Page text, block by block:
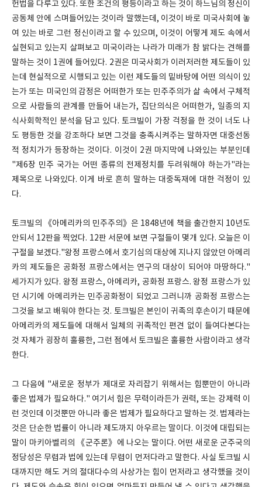
헌법을 다루고 있다. 또한 조건의 평등이라고 하는 것이 하느님의 정신이
공동체 안에 스며들어있는 것이라 말했는데, 이것이 바로 미국사회에 놓
여 있는 바로 그런 정신이라고 할 수 있으며, 이것이 어떻게 제도 속에서
실현되고 있는지 살펴보고 미국이라는 나라가 미래가 참 밝다는 견해를
말하는 것이 1권에 들어있다. 2권은 미국사회가 이러저러한 제도들이 있
는데 현실적으로 시행되고 있는 이런 제도들의 밑바탕에 어떤 의식이 있
는가 또는 미국인의 감정은 어떠한가 또는 민주주의가 삶 속에서 구체적
으로 사람들의 관계를 만들어 내는가, 집단의식은 어떠한가, 일종의 지
식사회학적인 분석을 담고 있다. 토크빌이 가장 걱정을 한 것이 너도 나
도 평등한 것을 강조하다 보면 그것을 충족시켜주는 말하자면 대중선동
적 정치가가 등장하는 것이다. 이것이 2권 마지막에 나와있는 부분인데
"제6장 민주 국가는 어떤 종류의 전제정치를 두려워해야 하는가"라는
제목으로 나와있다. 이게 바로 흔히 말하는 대중독재에 대한 걱정이 있
다.
토크빌의 《아메리카의 민주주의》은 1848년에 책을 출간한지 10년도
안되서 12판을 찍었다. 12판 서문에 보면 구절들이 몇개 있다. 오늘은 이
구절을 보겠다."왕정 프랑스에서 호기심의 대상에 지나지 않았던 아메리
카의 제도들은 공화정 프랑스에서는 연구의 대상이 되어야 마땅하다."
세가지가 있다. 왕정 프랑스, 아메리카, 공화정 프랑스. 왕정 프랑스가 있
던 시기에 아메리카는 민주공화정이 되었고 그러니까 공화정 프랑스는
그것을 보고 배워야 한다는 것. 토크빌은 본인이 귀족의 후손이기 때문에
아메리카의 제도들에 대해서 일체의 귀족적인 편견 없이 들여다본다는
것 자체가 굉장히 훌륭한, 그런 점에서 토크빌은 훌륭한 사람이라고 생각
한다.
그 다음에 "새로운 정부가 제대로 자리잡기 위해서는 힘뿐만이 아니라
좋은 법제가 필요하다." 여기서 힘은 무력이라든가 권력, 또는 강제력 이
런 것인데 이것뿐만 아니라 좋은 법제가 필요하다고 말하는 것. 법제라는
것은 단순한 법률이 아니라 제도까지 아우르는 말이다. 이것에 대립되는
말이 마키아벨리의 《군주론》에 나오는 말이다. 어떤 새로운 군주국의
정당성은 무렵과 법에 있는데 무렵이 먼저다라고 말한다. 사실 토크빌 시
대까지만 해도 거의 절대다수의 사상가는 힘이 먼저라고 생각했을 것이